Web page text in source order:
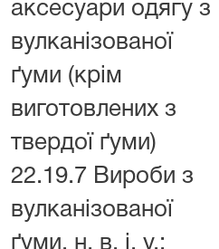
аксесуари одягу з
вулканізованої
ґуми (крім
виготовлених з
твердої ґуми)
22.19.7 Вироби з
вулканізованої
ґуми, н. в. і. у.;